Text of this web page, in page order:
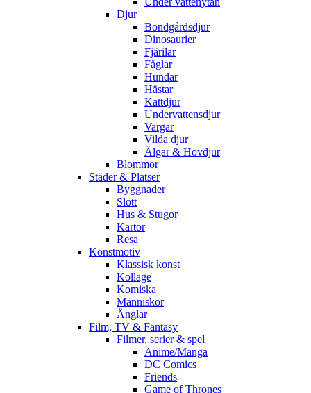
Djur
Bondgårdsdjur
Dinosaurier
Fjärilar
Fåglar
Hundar
Hästar
Kattdjur
Undervattensdjur
Vargar
Vilda djur
Älgar & Hovdjur
Blommor
Städer & Platser
Byggnader
Slott
Hus & Stugor
Kartor
Resa
Konstmotiv
Klassisk konst
Kollage
Komiska
Människor
Änglar
Film, TV & Fantasy
Filmer, serier & spel
Anime/Manga
DC Comics
Friends
Game of Thrones